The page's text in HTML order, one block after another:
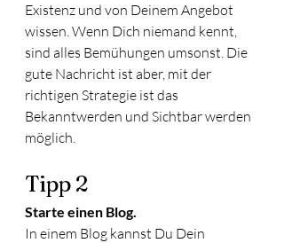
Existenz und von Deinem Angebot
wissen. Wenn Dich niemand kennt,
sind alles Bemühungen umsonst. Die
gute Nachricht ist aber, mit der
richtigen Strategie ist das
Bekanntwerden und Sichtbar werden
möglich.
Tipp 2
Starte einen Blog.
In einem Blog kannst Du Dein